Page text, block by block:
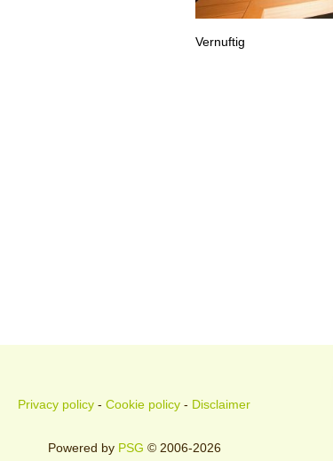
Vernuftig
Privacy policy - Cookie policy - Disclaimer
Powered by PSG © 2006-2026